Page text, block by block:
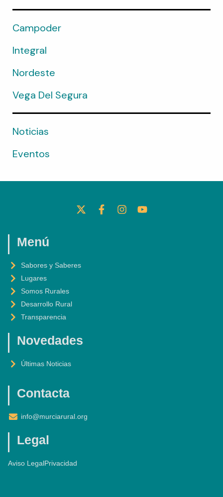
Campoder
Integral
Nordeste
Vega Del Segura
Noticias
Eventos
-
E
A N O
Menú
Sabores y Saberes
Lugares
Somos Rurales
Desarrollo Rural
Transparencia
Novedades
Últimas Noticias
Contacta
info@murciarural.org
Legal
Aviso LegalPrivacidad